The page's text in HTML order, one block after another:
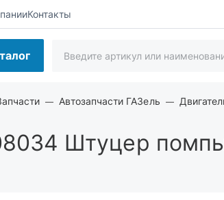
Контакты
Автозапчасти ГАЗель
Штуцер